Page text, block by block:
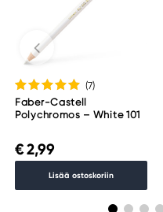
(7)
Faber-Castell
Polychromos – White 101
€ 2,99
Lisää ostoskoriin